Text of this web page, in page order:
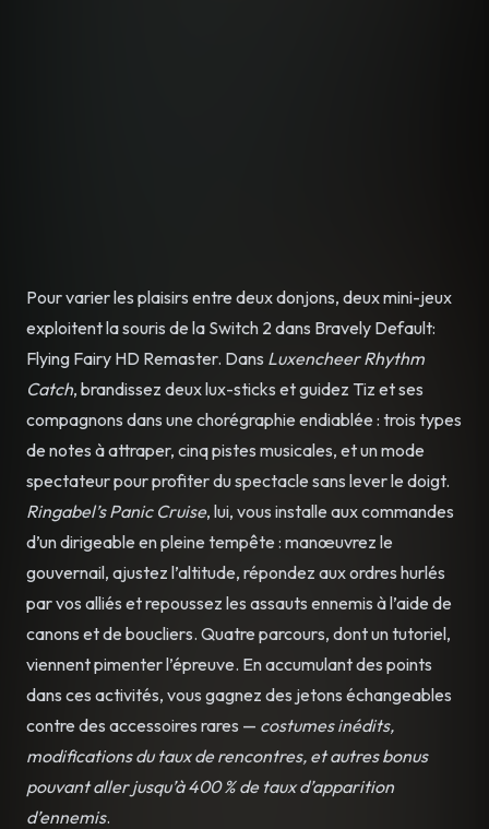
Pour varier les plaisirs entre deux donjons, deux mini-jeux
exploitent la souris de la Switch 2 dans Bravely Default:
Flying Fairy HD Remaster. Dans Luxencheer Rhythm
Catch, brandissez deux lux-sticks et guidez Tiz et ses
compagnons dans une chorégraphie endiablée : trois types
de notes à attraper, cinq pistes musicales, et un mode
spectateur pour profiter du spectacle sans lever le doigt.
Ringabel’s Panic Cruise, lui, vous installe aux commandes
d’un dirigeable en pleine tempête : manœuvrez le
gouvernail, ajustez l’altitude, répondez aux ordres hurlés
par vos alliés et repoussez les assauts ennemis à l’aide de
canons et de boucliers. Quatre parcours, dont un tutoriel,
viennent pimenter l’épreuve. En accumulant des points
dans ces activités, vous gagnez des jetons échangeables
contre des accessoires rares — costumes inédits,
modifications du taux de rencontres, et autres bonus
pouvant aller jusqu’à 400 % de taux d’apparition
d’ennemis.